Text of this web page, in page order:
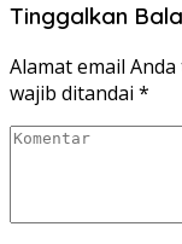
Tinggalkan
Alamat email
wajib ditandai *